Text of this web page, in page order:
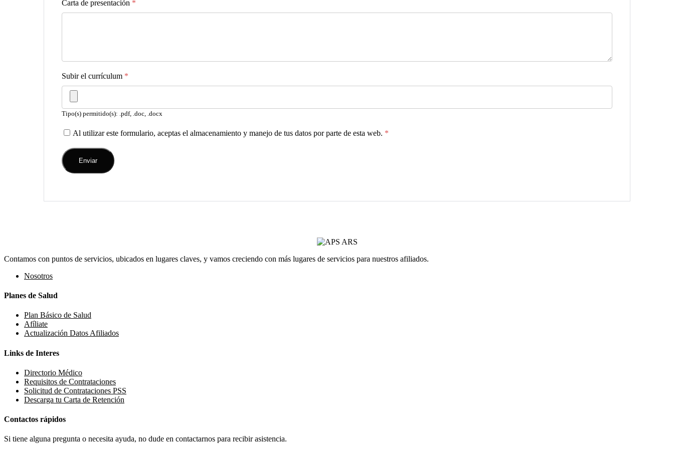
Carta de presentación *
Subir el currículum *
Tipo(s) permitido(s): .pdf, .doc, .docx
Al utilizar este formulario, aceptas el almacenamiento y manejo de tus datos por parte de esta web. *
Contamos con puntos de servicios, ubicados en lugares claves, y vamos creciendo con más lugares de servicios para nuestros afiliados.
Nosotros
Planes de Salud
Plan Básico de Salud
Afíliate
Actualización Datos Afiliados
Links de Interes
Directorio Médico
Requisitos de Contrataciones
Solicitud de Contrataciones PSS
Descarga tu Carta de Retención
Contactos rápidos
Si tiene alguna pregunta o necesita ayuda, no dude en contactarnos para recibir asistencia.